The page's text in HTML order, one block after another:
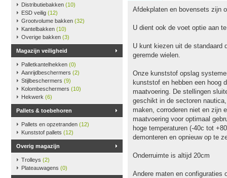
Distributiebakken (10)
ESD veilig (12)
Grootvolume bakken (32)
Kantelbakken (10)
Overige bakken (3)
Magazijn veiligheid
Palletkantelhekken (0)
Aanrijdbeschermers (2)
Stijlbeschermers (9)
Kolombeschermers (10)
Hekwerk (6)
Pallets & toebehoren
Pallets en opzetranden (12)
Kunststof pallets (12)
Overig magazijn
Trolleys (2)
Plateauwagens (0)
Afdekplaten en bovensets zijn
U dient ook de voet optie aan
U kunt kiezen uit de standaard
geremde wielen.
Onze kunststof opslag
kunststof en hebben een hoog
maatvoering. De stellingen
geschikt in de sectoren
maken, corroderen niet en zijn
maatvoering voor optimaal
hoge temperaturen (-40c tot
demonteren en opnieuw op te
Onderruimte is altijd 20cm
Andere maten en configuraties